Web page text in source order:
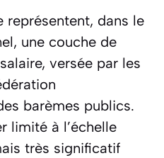
représentent, dans le
une couche de
versée par les
barèmes publics.
limité à l’échelle
très significatif